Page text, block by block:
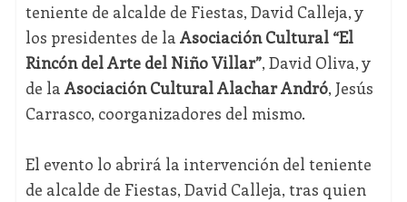
teniente de alcalde de Fiestas, David Calleja, y
los presidentes de la Asociación Cultural “El
Rincón del Arte del Niño Villar”, David Oliva, y
de la Asociación Cultural Alachar Andró, Jesús
Carrasco, coorganizadores del mismo.
El evento lo abrirá la intervención del teniente
de alcalde de Fiestas, David Calleja, tras quien